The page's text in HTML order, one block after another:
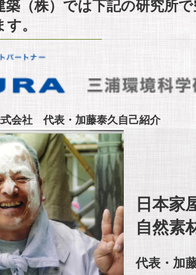
築（株）では下記の研究所
。
会社 代表・加藤泰久自己紹介
日本家
自然素
代表・加